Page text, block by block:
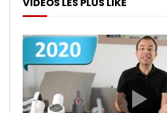
VIDEOS LES PLUS LIKE